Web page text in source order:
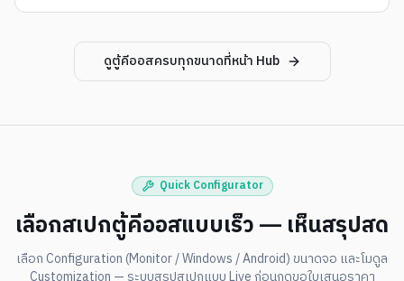
ดูตู้คีออสครบทุกขนาดที่หน้า Hub
Quick Configurator
เลือกสเปกตู้คีออสแบบเร็ว — เห็นสรุปสด
เลือก Configuration (Monitor / Windows / Android) ขนาดจอ และโมดูล